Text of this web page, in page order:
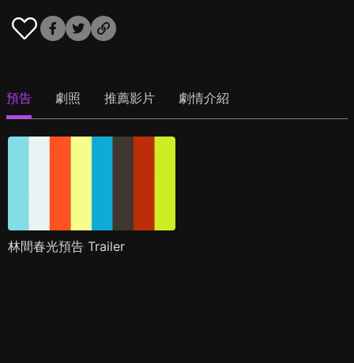
預告 劇照 推薦影片 劇情介紹
林間春光預告 Trailer